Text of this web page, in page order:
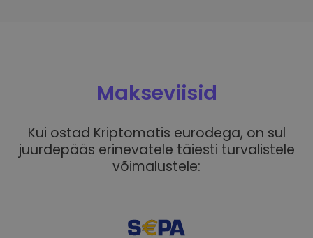
Makseviisid
Kui ostad Kriptomatis eurodega, on sul
juurdepääs erinevatele täiesti turvalistele
võimalustele: